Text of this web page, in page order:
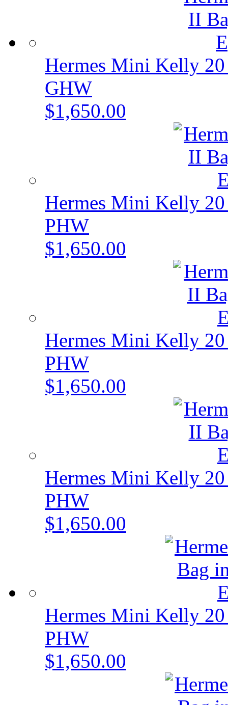
Hermes Mini Kelly
GHW
$1,650.00
Hermes Mini Kelly
PHW
$1,650.00
Hermes Mini Kelly
PHW
$1,650.00
Hermes Mini Kelly
PHW
$1,650.00
Hermes Mini Kelly
PHW
$1,650.00